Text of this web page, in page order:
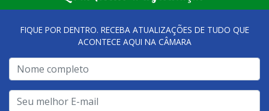
qualidade dos atendimentos prestados nesses espaços.
A metodologia de avaliação se concentra em 7 pilares:
qualidade no atendimento remoto, gestão, oferta /
realização de soluções, ambiente de negócios,
infraestrutura, presença digital e cobertura e
produtividade. Somados, todos as categorias totalizam
FIQUE POR DENTRO. RECEBA ATUALIZAÇÕES DE TUDO QUE
ACONTECE AQUI NA CÂMARA